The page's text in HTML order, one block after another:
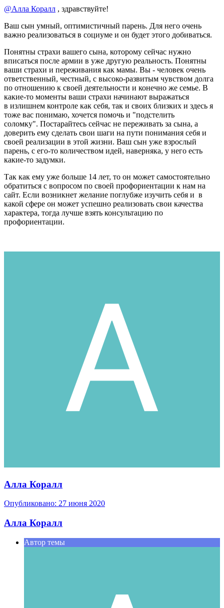
@Алла Коралл , здравствуйте!
Ваш сын умный, оптимистичный парень. Для него очень
важно реализоваться в социуме и он будет этого добиваться.
Понятны страхи вашего сына, которому сейчас нужно
вписаться после армии в уже другую реальность. Понятны
ваши страхи и переживания как мамы. Вы - человек очень
ответственный, честный, с высоко-развитым чувством долга
по отношению к своей деятельности и конечно же семье. В
какие-то моменты ваши страхи начинают выражаться
в излишнем контроле как себя, так и своих близких и здесь я
тоже вас понимаю, хочется помочь и "подстелить
соломку". Постарайтесь сейчас не переживать за сына, а
доверить ему сделать свои шаги на пути понимания себя и
своей реализации в этой жизни. Ваш сын уже взрослый
парень, с его-то количеством идей, наверняка, у него есть
какие-то задумки.
Так как ему уже больше 14 лет, то он может самостоятельно
обратиться с вопросом по своей профориентации к нам на
сайт. Если возникнет желание поглубже изучить себя и в
какой сфере он может успешно реализовать свои качества
характера, тогда лучше взять консультацию по
профориентации.
Алла Коралл
Опубликовано: 27 июня 2020
Алла Коралл
Автор темы